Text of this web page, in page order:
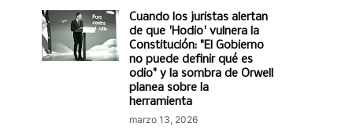
Cuando los juristas alertan
de que 'Hodio' vulnera la
Constitución: "El Gobierno
no puede definir qué es
odio" y la sombra de Orwell
planea sobre la
herramienta
marzo 13, 2026